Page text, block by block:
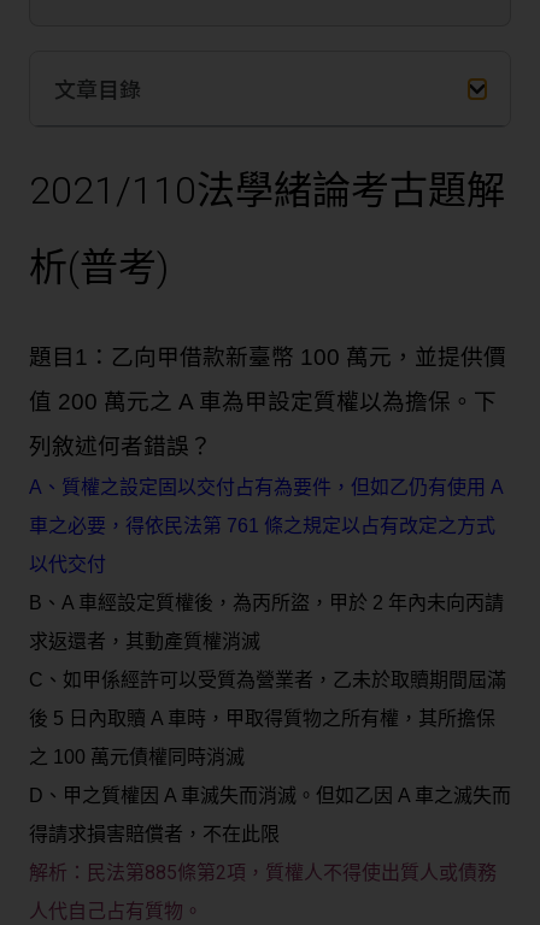
文章目錄
2021/110法學緒論考古題解
析(普考)
題目1：乙向甲借款新臺幣 100 萬元，並提供價
值 200 萬元之 A 車為甲設定質權以為擔保。下
列敘述何者錯誤？
A、質權之設定固以交付占有為要件，但如乙仍有使用 A
車之必要，得依民法第 761 條之規定以占有改定之方式
以代交付
B、A 車經設定質權後，為丙所盜，甲於 2 年內未向丙請
求返還者，其動產質權消滅
C、如甲係經許可以受質為營業者，乙未於取贖期間屆滿
後 5 日內取贖 A 車時，甲取得質物之所有權，其所擔保
之 100 萬元債權同時消滅
D、甲之質權因 A 車滅失而消滅。但如乙因 A 車之滅失而
得請求損害賠償者，不在此限
解析： 民法第885條第2項， 質權人不得使出質人或債務
人代自己占有質物。